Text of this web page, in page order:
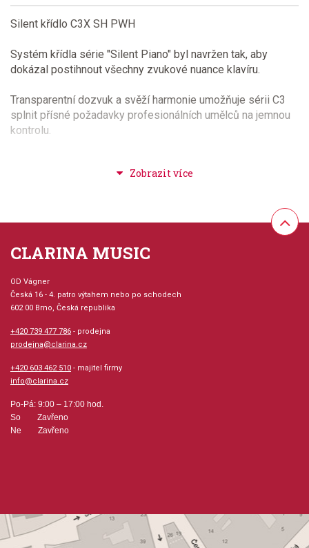
Silent křídlo C3X SH PWH
Systém křídla série "Silent Piano" byl navržen tak, aby
dokázal postihnout všechny zvukové nuance klavíru.
Transparentní dozvuk a svěží harmonie umožňuje sérii C3
splnit přísné požadavky profesionálních umělců na jemnou
kontrolu.
Posunutím páčky se kladívka odtáhnou od strun a současně
se aktivuje tónová jednotka digitálního klavíru
Systémy snímání:
Senzory pro klávesy, kladívka a pedály registrují každý
pohyb, včetně rychlosti stisku klávesy.
Bezkontaktní optické snímání a mechanický systém
"QuickExcape" udržují přirozenou odezvu jak v normálním,
tak i v "Silent Piano" režimu.
Paměť:
CLARINA MUSIC
OD Vágner
Česká 16 - 4. patro výtahem nebo po schodech
602 00 Brno, Česká republika
+420 739 477 786 - prodejna
prodejna@clarina.cz
+420 603 462 510 - majitel firmy
info@clarina.cz
Po-Pá: 9:00 – 17:00 hod.
So Zavřeno
Ne Zavřeno